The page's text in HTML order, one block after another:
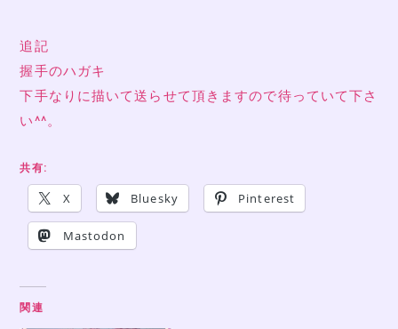
追記
握手のハガキ
下手なりに描いて送らせて頂きますので待っていて下さ
い^^。
共有:
X Bluesky Pinterest
Mastodon
関連